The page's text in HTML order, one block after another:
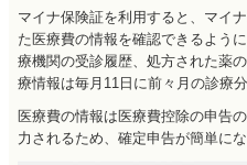
マイナ保険証を利用すると、マイ
た医療費の情報を確認できるよう
療機関の受診履歴、処方された薬
療情報は毎月11日に前々月の診療
医療費の情報は医療費控除の申告
力されるため、確定申告が簡単にな